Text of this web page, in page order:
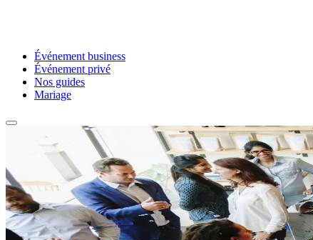
Événement business
Événement privé
Nos guides
Mariage